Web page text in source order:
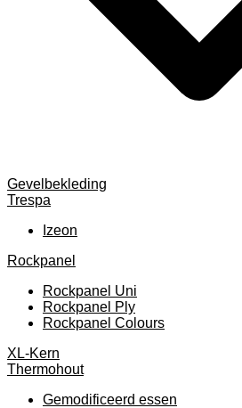
Gevelbekleding
Trespa
Izeon
Rockpanel
Rockpanel Uni
Rockpanel Ply
Rockpanel Colours
XL-Kern
Thermohout
Gemodificeerd essen